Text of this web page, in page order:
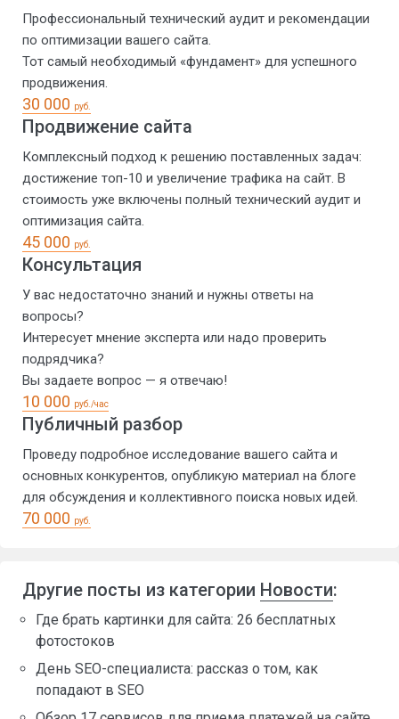
Профессиональный технический аудит и рекомендации
по оптимизации вашего сайта.
Тот самый необходимый «фундамент» для успешного
продвижения.
30 000 руб.
Продвижение сайта
Комплексный подход к решению поставленных задач:
достижение топ-10 и увеличение трафика на сайт. В
стоимость уже включены полный технический аудит и
оптимизация сайта.
45 000 руб.
Консультация
У вас недостаточно знаний и нужны ответы на
вопросы?
Интересует мнение эксперта или надо проверить
подрядчика?
Вы задаете вопрос — я отвечаю!
10 000 руб./час
Публичный разбор
Проведу подробное исследование вашего сайта и
основных конкурентов, опубликую материал на блоге
для обсуждения и коллективного поиска новых идей.
70 000 руб.
Другие посты из категории Новости:
Где брать картинки для сайта: 26 бесплатных
фотостоков
День SEO-специалиста: рассказ о том, как
попадают в SEO